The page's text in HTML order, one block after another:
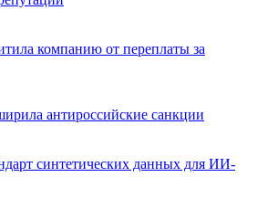
компанию от переплаты за
антироссийские санкции
синтетических данных для ИИ-